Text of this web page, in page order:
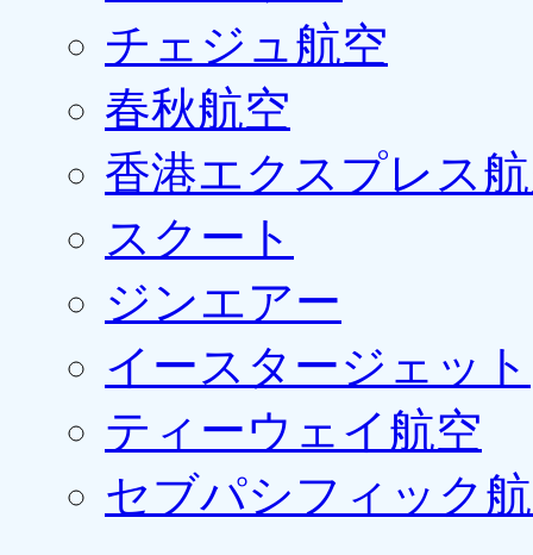
チェジュ航空
春秋航空
香港エクスプレス
スクート
ジンエアー
イースタージェット
ティーウェイ航空
セブパシフィック